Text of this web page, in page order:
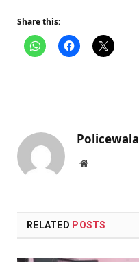
Share this:
Policewala
Website
RELATED POSTS